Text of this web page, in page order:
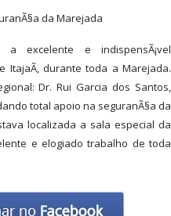
da Marejada
excelente e indispensÃ¡vel
ItajaÃ­, durante toda a Marejada.
Dr. Rui Garcia dos Santos,
total apoio na seguranÃ§a da
localizada a sala especial da
e elogiado trabalho de toda